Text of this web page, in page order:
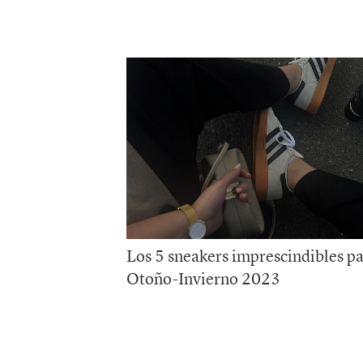
Los 5 sneakers imprescindibles
Otoño-Invierno 2023